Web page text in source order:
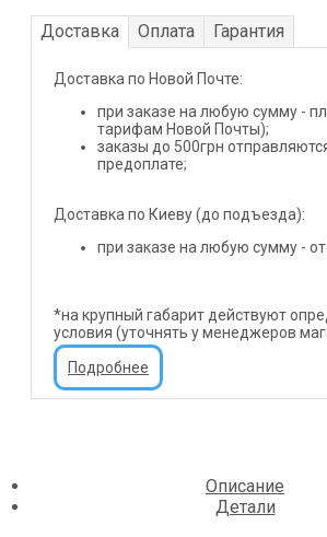
Доставка Оплата Гарантия
Доставка по Новой Почте:
при заказе на любую сумму -
тарифам Новой Почты);
заказы до 500грн
предоплате;
Доставка по Киеву (до подъезда):
при заказе на любую сумму - от
*на крупный габарит действуют
условия (уточнять у менеджеров
Подробнее
Описание
Детали